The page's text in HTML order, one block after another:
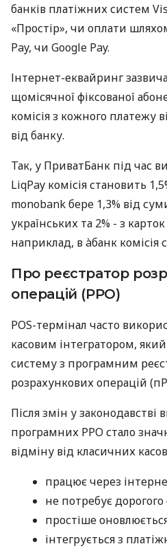
банків платіжних систем
«Простір», чи оплати
Pay, чи Google Pay.
Інтернет-еквайринг
щомісячної фіксованої
комісія з кожного платежу
від банку.
Так, у ПриватБанк під час
LiqPay комісія становить
monobank бере 1,3% від
українських та 2% - з
наприклад, в àбанк комісія
Про реєстратор
операцій (РРО)
POS-термінал часто
касовим інтегратором, який
систему з програмним
розрахункових операцій
Після змін у законодавстві
програмних РРО стало
відміну від класичних
працює через
не потребує
простіше
інтегрується з